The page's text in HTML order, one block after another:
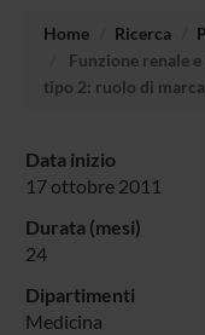
Home Ricerca
Funzione renale
tipo 2: ruolo di
Data inizio
17 ottobre 2011
Durata (mesi)
24
Dipartimenti
Medicina